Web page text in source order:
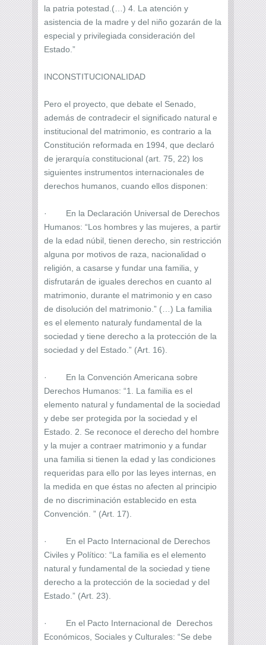
la patria potestad.(…) 4. La atención y
asistencia de la madre y del niño gozarán de la
especial y privilegiada consideración del
Estado.”
INCONSTITUCIONALIDAD
Pero el proyecto, que debate el Senado,
además de contradecir el significado natural e
institucional del matrimonio, es contrario a la
Constitución reformada en 1994, que declaró
de jerarquía constitucional (art. 75, 22) los
siguientes instrumentos internacionales de
derechos humanos, cuando ellos disponen:
· En la Declaración Universal de Derechos
Humanos: “Los hombres y las mujeres, a partir
de la edad núbil, tienen derecho, sin restricción
alguna por motivos de raza, nacionalidad o
religión, a casarse y fundar una familia, y
disfrutarán de iguales derechos en cuanto al
matrimonio, durante el matrimonio y en caso
de disolución del matrimonio.” (…) La familia
es el elemento naturaly fundamental de la
sociedad y tiene derecho a la protección de la
sociedad y del Estado.” (Art. 16).
· En la Convención Americana sobre
Derechos Humanos: “1. La familia es el
elemento natural y fundamental de la sociedad
y debe ser protegida por la sociedad y el
Estado. 2. Se reconoce el derecho del hombre
y la mujer a contraer matrimonio y a fundar
una familia si tienen la edad y las condiciones
requeridas para ello por las leyes internas, en
la medida en que éstas no afecten al principio
de no discriminación establecido en esta
Convención. ” (Art. 17).
· En el Pacto Internacional de Derechos
Civiles y Político: “La familia es el elemento
natural y fundamental de la sociedad y tiene
derecho a la protección de la sociedad y del
Estado.” (Art. 23).
· En el Pacto Internacional de Derechos
Económicos, Sociales y Culturales: “Se debe